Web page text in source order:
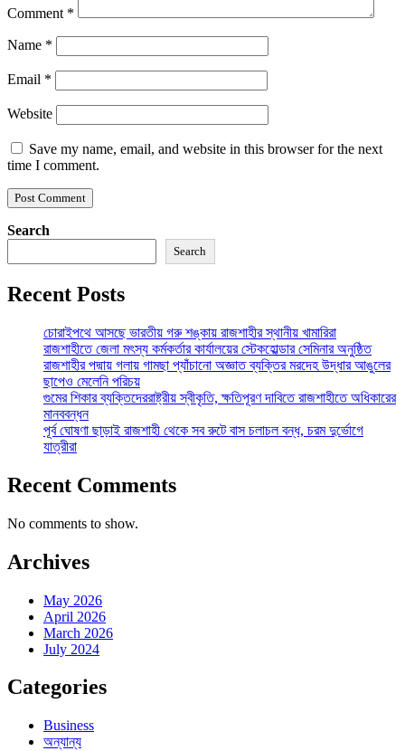
Comment *
Name *
Email *
Website
Save my name, email, and website in this browser for the next
time I comment.
Search
Search
Recent Posts
চোরাইপথে আসছে ভারতীয় গরু শঙ্কায় রাজশাহীর স্থানীয় খামারিরা
রাজশাহীতে জেলা মৎস্য কর্মকর্তার কার্যালয়ের স্টেকহোল্ডার সেমিনার অনুষ্ঠিত
রাজশাহীর পদ্মায় গলায় গামছা প্যাঁচানো অজ্ঞাত ব্যক্তির মরদেহ উদ্ধার আঙুলের
ছাপেও মেলেনি পরিচয়
গুমের শিকার ব্যক্তিদেররাষ্ট্রীয় স্বীকৃতি, ক্ষতিপূরণ দাবিতে রাজশাহীতে অধিকারের
মানববন্ধন
পূর্ব ঘোষণা ছাড়াই রাজশাহী থেকে সব রুটে বাস চলাচল বন্ধ, চরম দুর্ভোগে
যাত্রীরা
Recent Comments
No comments to show.
Archives
May 2026
April 2026
March 2026
July 2024
Categories
Business
অন্যান্য